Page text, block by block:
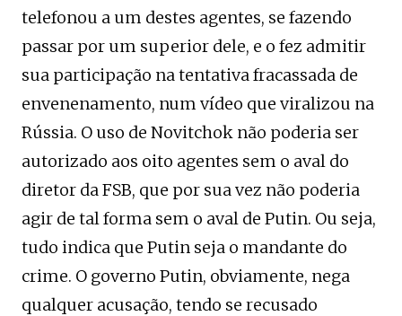
telefonou a um destes agentes, se fazendo
passar por um superior dele, e o fez admitir
sua participação na tentativa fracassada de
envenenamento, num vídeo que viralizou na
Rússia. O uso de Novitchok não poderia ser
autorizado aos oito agentes sem o aval do
diretor da FSB, que por sua vez não poderia
agir de tal forma sem o aval de Putin. Ou seja,
tudo indica que Putin seja o mandante do
crime. O governo Putin, obviamente, nega
qualquer acusação, tendo se recusado